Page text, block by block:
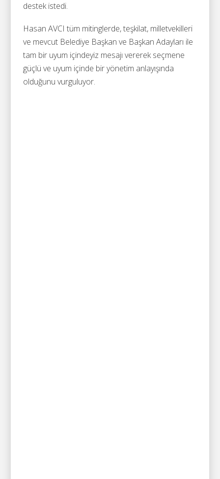
destek istedi.
Hasan AVCI tüm mitinglerde, teşkilat, milletvekilleri
ve mevcut Belediye Başkan ve Başkan Adayları ile
tam bir uyum içindeyiz mesajı vererek seçmene
güçlü ve uyum içinde bir yönetim anlayışında
olduğunu vurguluyor.